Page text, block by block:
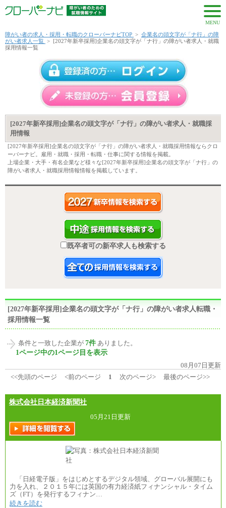
MENU
障がい者の求人・採用・転職のクローバーナビTOP > 企業名の頭文字が「ナ行」の障
がい者求人一覧 > [2027年新卒採用]企業名の頭文字が「ナ行」の障がい者求人・就職
採用情報一覧
[2027年新卒採用]企業名の頭文字が「ナ行」の障がい者求人・就職採
用情報
[2027年新卒採用]企業名の頭文字が「ナ行」の障がい者求人・就職採用情報ならクロ
ーバーナビ。雇用・就職・採用・転職・仕事に関する情報を掲載。
上場企業・大手・有名企業など様々な[2027年新卒採用]企業名の頭文字が「ナ行」の
障がい者求人・就職採用情報情報を掲載しています。
既卒者可の新卒求人も検索する
[2027年新卒採用]企業名の頭文字が「ナ行」の障がい者求人転職・
採用情報一覧
条件と一致した企業が 7件 ありました。
1ページ中の1ページ目を表示
08月07日更新
<<先頭のページ
<前のページ 1 次のページ> 最後のページ>>
株式会社日本経済新聞社
05月21日更新
「日経電子版」をはじめとするデジタル領域、グローバル展開にも
力を入れ、２０１５年には英国の有力経済紙フィナンシャル・タイム
ズ（FT）を発行するフィナン…
続きを読む